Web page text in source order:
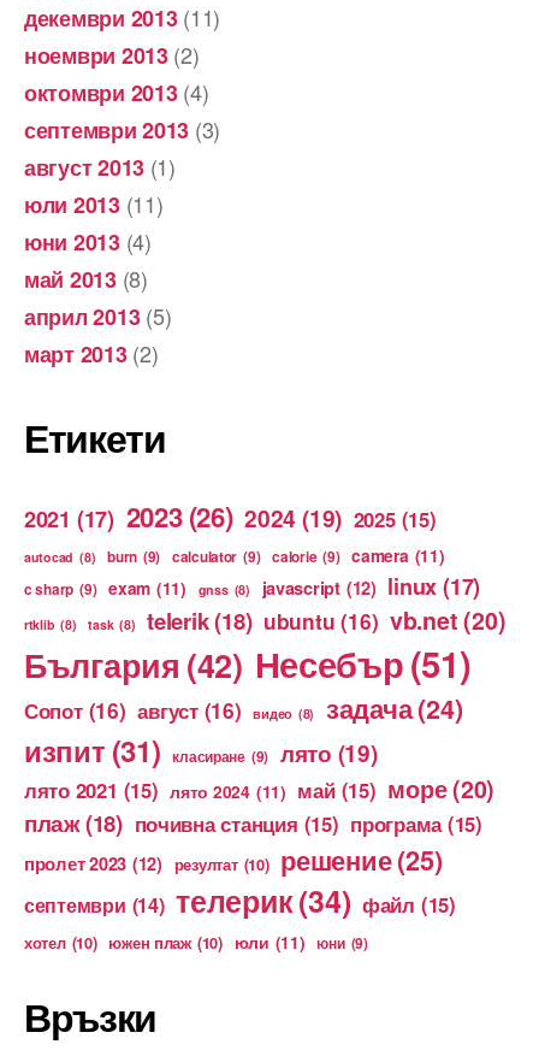
декември 2013(11)
ноември 2013(2)
октомври 2013(4)
септември 2013 (3)
август 2013 (1)
юли 2013(11)
юни 2013(4)
май 2013(8)
април 2013(5)
март 2013(2)
Етикети
2021 (17) 2023 (26) 2024 (19) 2025 (15)
autocad (8) burn (9) calculator (9) calorie (9) camera (11)
c sharp (9) exam (11) gnss (8) javascript (12) linux(17)
rtklib (8) task (8) telerik(18) ubuntu (16) vb.net(20)
България (42) Несебър(51)
Сопот (16) август (16) видео (8) задача(24)
изпит (31) класиране (9) лято (19)
лято 2021 (15) лято 2024 (11) май (15) море(20)
плаж(18) почивна станция (15) програма (15)
пролет 2023 (12) резултат (10) решение(25)
септември (14) телерик(34) файл (15)
хотел (10) южен плаж (10) юли (11) юни (9)
Връзки